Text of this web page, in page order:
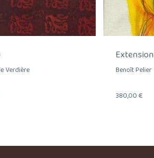
Verdière
Extension
Benoît Pelier
380,00€